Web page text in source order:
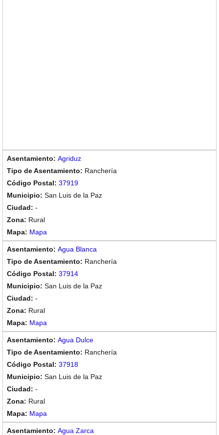
Agriduz
Ranchería
37919
San Luis de la Paz
-
Rural
Mapa
Agua Blanca
Ranchería
37914
San Luis de la Paz
-
Rural
Mapa
Agua Dulce
Ranchería
37918
San Luis de la Paz
-
Rural
Mapa
Agua Zarca